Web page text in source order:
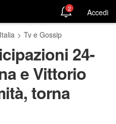
2 Accedi
> Tv e Gossip
24-
e Vittorio
torna